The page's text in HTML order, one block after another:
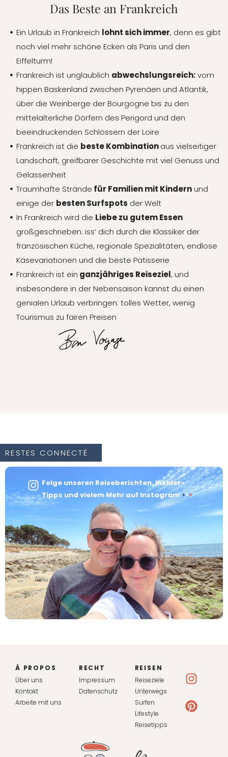
Das Beste an Frankreich
Ein Urlaub in Frankreich lohnt sich immer, denn es gibt
noch viel mehr schöne Ecken als Paris und den
Eiffelturm!
Frankreich ist unglaublich abwechslungsreich:vom
hippen Baskenland zwischen Pyrenäen und Atlantik,
über die Weinberge der Bourgogne bis zu den
mittelalterliche Dörfern des Perigord und den
beeindruckenden Schlössern der Loire
Frankreich ist die beste Kombinationaus vielseitiger
Landschaft, greifbarer Geschichte mit viel Genuss und
Gelassenheit
Traumhafte Strände für Familien mit Kindernund
einige der besten Surfspots der Welt
In Frankreich wird die Liebe zu gutem Essen
großgeschrieben: iss‘ dich durch die Klassiker der
französischen Küche, regionale Spezialitäten, endlose
Käsevariationen und die beste Patisserie
Frankreich ist ein ganzjähriges Reiseziel, und
insbesondere in der Nebensaison kannst du einen
genialen Urlaub verbringen: tolles Wetter, wenig
Tourismus zu fairen Preisen
RESTES CONNECTÉ
Folge unseren Reiseberichten, Insider-
Tipps und vielem Mehr auf Instagram >>>
À PROPOS
Über uns
Kontakt
Arbeite mit uns
RECHT
Impressum
Datenschutz
REISEN
Reiseziele
Unterwegs
Surfen
Lifestyle
Reisetipps